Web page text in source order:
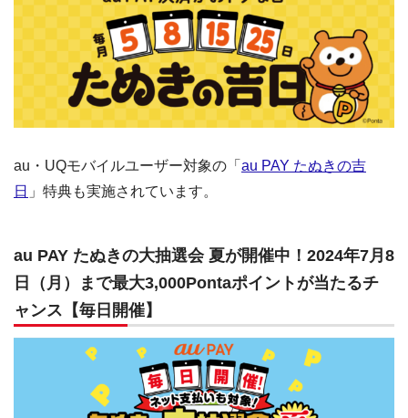
au・UQモバイルユーザー対象の「 au PAY たぬきの吉
日 」特典も実施されています。
au PAY たぬきの大抽選会 夏が開催中！2024年7月8
日（月）まで最大3,000Pontaポイントが当たるチ
ャンス【毎日開催】